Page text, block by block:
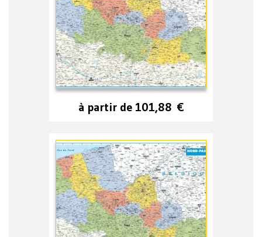
à partir de 101,88 €